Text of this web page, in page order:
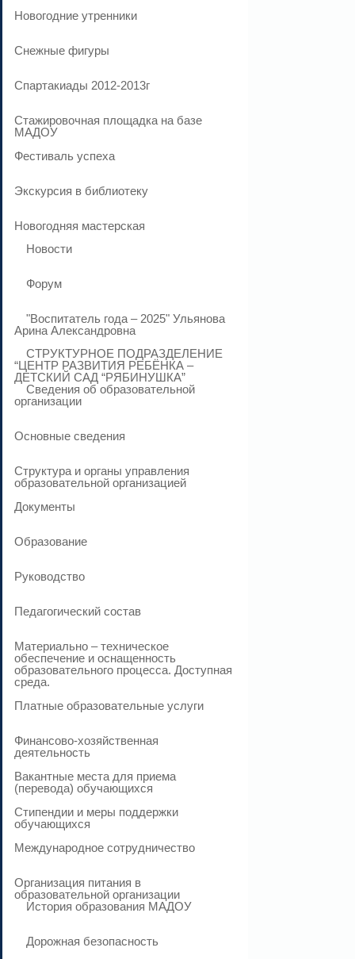
Новогодние утренники
Cнежные фигуры
Спартакиады 2012-2013г
Стажировочная площадка на базе
МАДОУ
Фестиваль успеха
Экскурсия в библиотеку
Новогодняя мастерская
Новости
Форум
"Воспитатель года – 2025" Ульянова
Арина Александровна
СТРУКТУРНОЕ ПОДРАЗДЕЛЕНИЕ
“ЦЕНТР РАЗВИТИЯ РЕБЁНКА –
ДЕТСКИЙ САД “РЯБИНУШКА”
Сведения об образовательной
организации
Основные сведения
Структура и органы управления
образовательной организацией
Документы
Образование
Руководство
Педагогический состав
Материально – техническое
обеспечение и оснащенность
образовательного процесса. Доступная
среда.
Платные образовательные услуги
Финансово-хозяйственная
деятельность
Вакантные места для приема
(перевода) обучающихся
Стипендии и меры поддержки
обучающихся
Международное сотрудничество
Организация питания в
образовательной организации
История образования МАДОУ
Дорожная безопасность